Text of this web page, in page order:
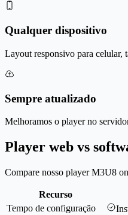
Qualquer dispositivo
Layout responsivo para celular,
Sempre atualizado
Melhoramos o player no
Player web vs
Compare nosso player M3U8
Recurso
Tempo de configuração